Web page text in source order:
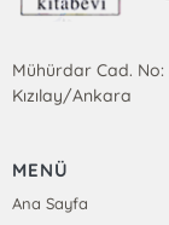
Mühürdar Cad.
Kızılay/Ankara
MENÜ
Ana Sayfa